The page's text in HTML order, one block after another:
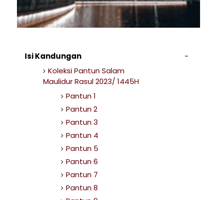
Isi Kandungan
Koleksi Pantun Salam
Maulidur Rasul 2023/ 1445H
Pantun 1
Pantun 2
Pantun 3
Pantun 4
Pantun 5
Pantun 6
Pantun 7
Pantun 8